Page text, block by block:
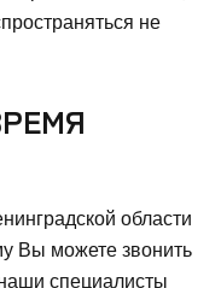
не
области
Вы можете звонить
специалисты